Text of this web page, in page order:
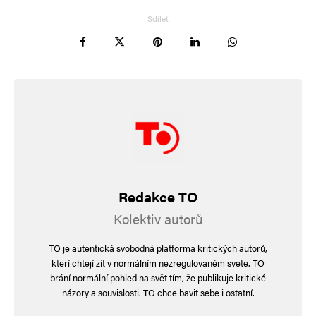
jedny založil a dělá mu tam poskoka.
Pana Stoniše léta sleduji, a tak mě jen
dnes-andrej-babis-pri-cteni-svych-
novin-hodne-smutny-1328393
Jaroslav Konečný
28. 7. 2024 (11:41)
Nikdy neříkej nikdy. Každý se vyvíjí,
Babiš teď paradoxně říká to, co říkal
Sdílet
Redakce TO
Kolektiv autorů
TO je autentická svobodná platforma kritických autorů,
kteří chtějí žít v normálním nezregulovaném světě. TO
brání normální pohled na svět tím, že publikuje kritické
názory a souvislosti. TO chce bavit sebe i ostatní.